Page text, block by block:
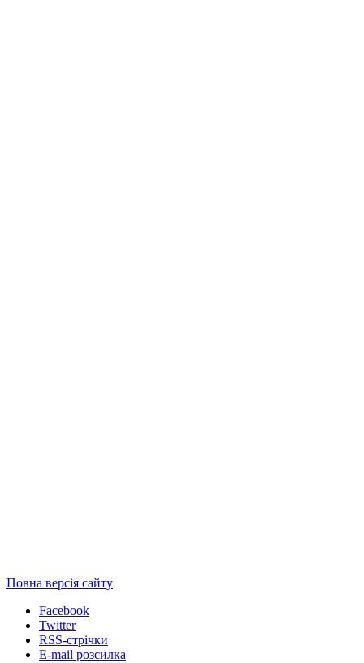
Повна версія сайту
Facebook
Twitter
RSS-стрічки
E-mail розсилка